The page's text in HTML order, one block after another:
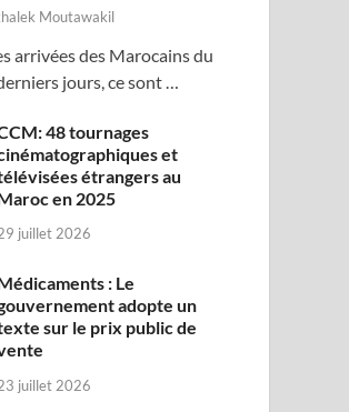
Moutawakil
arrivées des Marocains du
jours, ce sont …
48 tournages
et
étrangers au
en 2025
juillet 2026
: Le
adopte un
sur le prix public de
juillet 2026